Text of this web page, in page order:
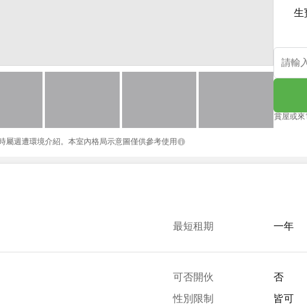
屬週遭環境介紹。本室內格局示意圖僅供參考使用
生
賞屋或
最短租期 一年
可否開伙
否
性別限制 皆可